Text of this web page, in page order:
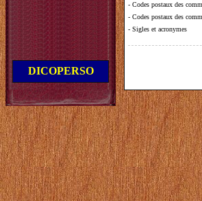
DICOPERSO
- Codes postaux des
- Codes postaux des
- Sigles et acronymes